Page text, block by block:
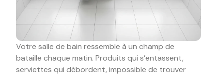
Votre salle de bain ressemble à un champ de
bataille chaque matin. Produits qui s’entassent,
serviettes qui débordent, impossible de trouver